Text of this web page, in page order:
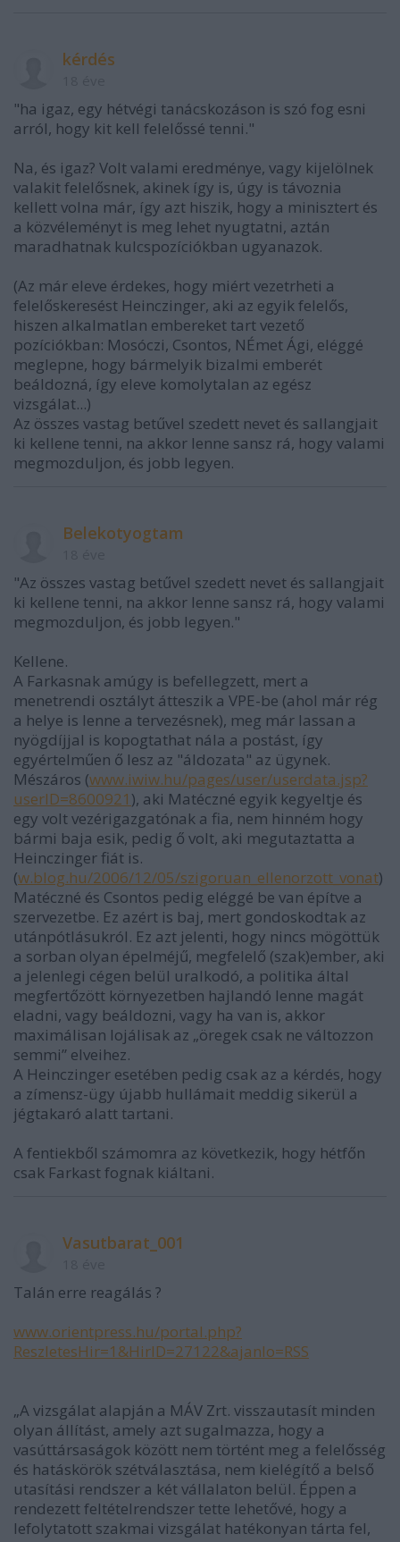
kérdés
"ha igaz, egy hétvégi tanácskozáson is szó fog esni
arról, hogy kit kell felelőssé tenni."
Na, és igaz? Volt valami eredménye, vagy kijelölnek
valakit felelősnek, akinek így is, úgy is távoznia
kellett volna már, így azt hiszik, hogy a minisztert és
a közvéleményt is meg lehet nyugtatni, aztán
maradhatnak kulcspozíciókban ugyanazok.
(Az már eleve érdekes, hogy miért vezetrheti a
felelőskeresést Heinczinger, aki az egyik felelős,
hiszen alkalmatlan embereket tart vezető
pozíciókban: Mosóczi, Csontos, NÉmet Ági, eléggé
meglepne, hogy bármelyik bizalmi emberét
beáldozná, így eleve komolytalan az egész
vizsgálat...)
Az összes vastag betűvel szedett nevet és sallangjait
ki kellene tenni, na akkor lenne sansz rá, hogy valami
megmozduljon, és jobb legyen.
Belekotyogtam
"Az összes vastag betűvel szedett nevet és sallangjait
ki kellene tenni, na akkor lenne sansz rá, hogy valami
megmozduljon, és jobb legyen."
Kellene.
A Farkasnak amúgy is befellegzett, mert a
menetrendi osztályt átteszik a VPE-be (ahol már rég
a helye is lenne a tervezésnek), meg már lassan a
nyögdíjjal is kopogtathat nála a postást, így
egyértelműen ő lesz az "áldozata" az ügynek.
Mészáros (www.iwiw.hu/pages/user/userdata.jsp?
userID=8600921 ), aki Matéczné egyik kegyeltje és
egy volt vezérigazgatónak a fia, nem hinném hogy
bármi baja esik, pedig ő volt, aki megutaztatta a
Heinczinger fiát is.
(w.blog.hu/2006/12/05/szigoruan_ellenorzott_vonat)
Matéczné és Csontos pedig eléggé be van építve a
szervezetbe. Ez azért is baj, mert gondoskodtak az
utánpótlásukról. Ez azt jelenti, hogy nincs mögöttük
a sorban olyan épelméjű, megfelelő (szak)ember, aki
a jelenlegi cégen belül uralkodó, a politika által
megfertőzött környezetben hajlandó lenne magát
eladni, vagy beáldozni, vagy ha van is, akkor
maximálisan lojálisak az „öregek csak ne változzon
semmi” elveihez.
A Heinczinger esetében pedig csak az a kérdés, hogy
a zímensz-ügy újabb hullámait meddig sikerül a
jégtakaró alatt tartani.
A fentiekből számomra az következik, hogy hétfőn
csak Farkast fognak kiáltani.
Vasutbarat_001
Talán erre reagálás ?
www.orientpress.hu/portal.php?
ReszletesHir=1&HirID=27122&ajanlo=RSS
„A vizsgálat alapján a MÁV Zrt. visszautasít minden
olyan állítást, amely azt sugalmazza, hogy a
vasúttársaságok között nem történt meg a felelősség
és hatáskörök szétválasztása, nem kielégítő a belső
utasítási rendszer a két vállalaton belül. Éppen a
rendezett feltételrendszer tette lehetővé, hogy a
lefolytatott szakmai vizsgálat hatékonyan tárta fel,